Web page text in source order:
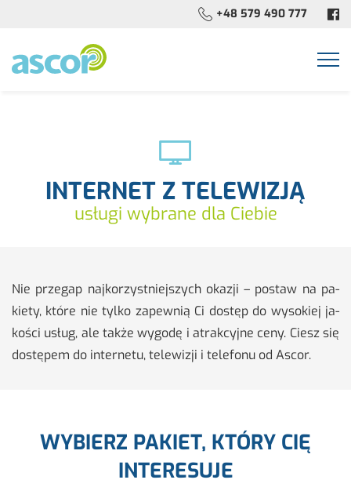
+48 579 490 777
INTERNET Z TELEWIZJĄ
usługi wybrane dla Ciebie
Nie prze­gap naj­ko­rzyst­niej­szych oka­zji – po­staw na pa­
kie­ty, które nie tylko za­pew­nią Ci do­stęp do wy­so­kiej ja­
ko­ści usług, ale także wy­go­dę i atrak­cyj­ne ceny. Ciesz się
do­stę­pem do in­ter­ne­tu, te­le­wi­zji i te­le­fo­nu od Ascor.
WYBIERZ PAKIET, KTÓRY CIĘ
INTERESUJE